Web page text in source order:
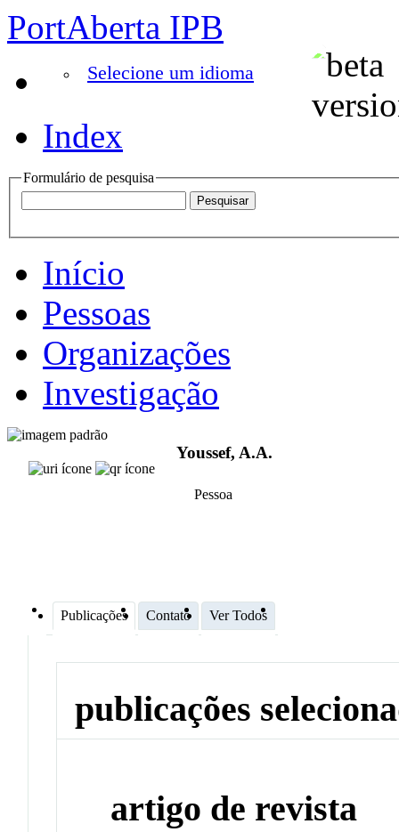
PortAberta IPB
Selecione um idioma
Index
Formulário de pesquisa
Início
Pessoas
Organizações
Investigação
Youssef, A.A.
Pessoa
Publicações Contato Ver Todos
publicações
artigo de revista